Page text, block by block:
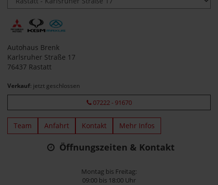
Autohaus Brenk
Karlsruher Straße 17
76437 Rastatt
Verkauf: jetzt geschlossen
07222 - 91670
Team Anfahrt Kontakt Mehr Infos
Öffnungszeiten & Kontakt
Montag bis Freitag:
09:00 bis 18:00 Uhr